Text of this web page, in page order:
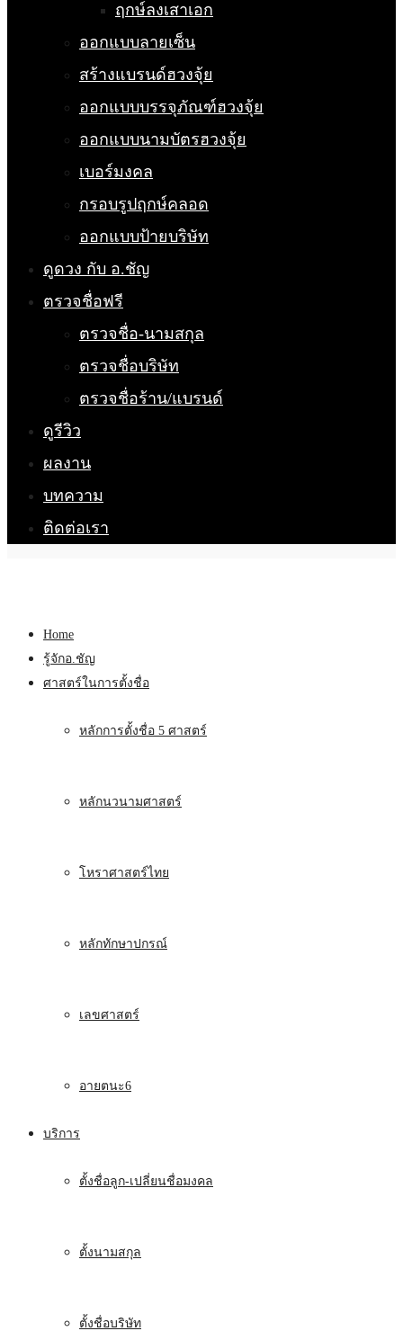
ฤกษ์ลงเสาเอก
ออกแบบลายเซ็น
สร้างแบรนด์ฮวงจุ้ย
ออกแบบบรรจุภัณฑ์ฮวงจุ้ย
ออกแบบนามบัตรฮวงจุ้ย
เบอร์มงคล
กรอบรูปฤกษ์คลอด
ออกแบบป้ายบริษัท
ดูดวง กับ อ.ชัญ
ตรวจชื่อฟรี
ตรวจชื่อ-นามสกุล
ตรวจชื่อบริษัท
ตรวจชื่อร้าน/แบรนด์
ดูรีวิว
ผลงาน
บทความ
ติดต่อเรา
Home
รู้จักอ.ชัญ
ศาสตร์ในการตั้งชื่อ
หลักการตั้งชื่อ 5 ศาสตร์
หลักนวนามศาสตร์
โหราศาสตร์ไทย
หลักทักษาปกรณ์
เลขศาสตร์
อายตนะ6
บริการ
ตั้งชื่อลูก-เปลี่ยนชื่อมงคล
ตั้งนามสกุล
ตั้งชื่อบริษัท